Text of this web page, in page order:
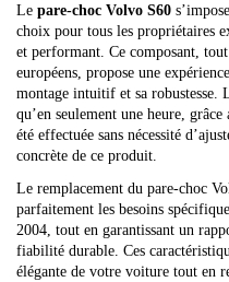
Le pare-choc Volvo S60
choix pour tous les propriétaires
et performant. Ce composant,
européens, propose une
montage intuitif et sa robustesse.
qu’en seulement une heure,
été effectuée sans nécessité
concrète de ce produit.
Le remplacement du pare-choc
parfaitement les besoins
2004, tout en garantissant un
fiabilité durable. Ces
élégante de votre voiture tout en